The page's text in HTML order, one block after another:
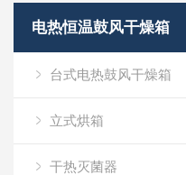
电热恒温鼓风干燥箱
台式电热鼓风干燥箱
立式烘箱
干热灭菌器